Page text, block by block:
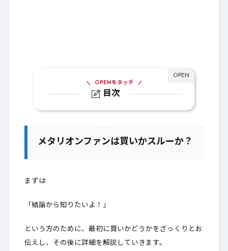
目次
OPENをタッチ
メタリオンファンは買いかスルーか？
まずは
「結論から知りたいよ！」
という方のために、最初に買いかどうかをざっくりとお
伝えし、その後に詳細を解説していきます。